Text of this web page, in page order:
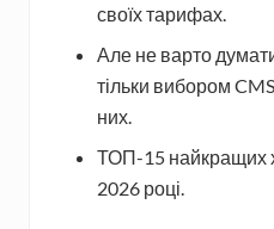
своїх тарифах.
Але не варто
тільки вибором
них.
ТОП-15 найкращих
2026 році.